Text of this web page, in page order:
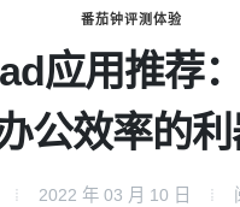
番茄钟评测体验
应用推荐
公效率的
2022 年 03 月 10 日